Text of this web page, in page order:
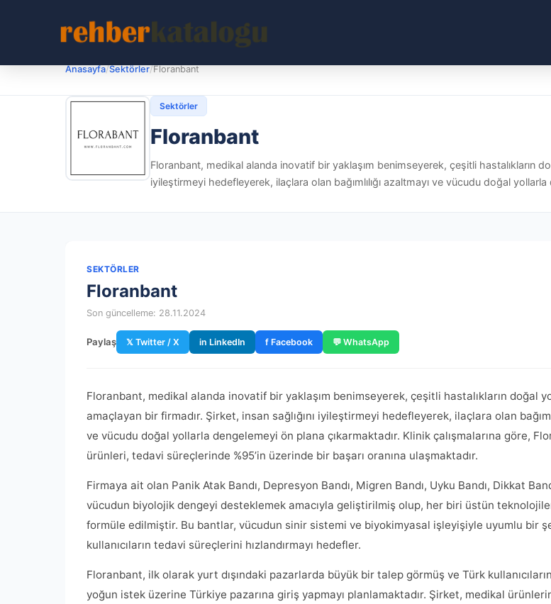
Anasayfa/Sektörler/Floranbant
Sektörler
Floranbant
Floranbant, medikal alanda inovatif bir yaklaşım benimseyerek, çeşitli hastalıkların
iyileştirmeyi hedefleyerek, ilaçlara olan bağımlılığı azaltmayı ve vücudu doğal
SEKTÖRLER
Floranbant
Son güncelleme: 28.11.2024
Paylaş 𝕏 Twitter / X in LinkedIn f Facebook 💬 WhatsApp
Floranbant, medikal alanda inovatif bir yaklaşım benimseyerek, çeşitli hastalıkların doğal
amaçlayan bir firmadır. Şirket, insan sağlığını iyileştirmeyi hedefleyerek, ilaçlara olan
ve vücudu doğal yollarla dengelemeyi ön plana çıkarmaktadır. Klinik çalışmalarına göre,
ürünleri, tedavi süreçlerinde %95’in üzerinde bir başarı oranına ulaşmaktadır.
Firmaya ait olan Panik Atak Bandı, Depresyon Bandı, Migren Bandı, Uyku Bandı, Dikkat
vücudun biyolojik dengeyi desteklemek amacıyla geliştirilmiş olup, her biri üstün
formüle edilmiştir. Bu bantlar, vücudun sinir sistemi ve biyokimyasal işleyişiyle uyumlu bir
kullanıcıların tedavi süreçlerini hızlandırmayı hedefler.
Floranbant, ilk olarak yurt dışındaki pazarlarda büyük bir talep görmüş ve Türk
yoğun istek üzerine Türkiye pazarına giriş yapmayı planlamaktadır. Şirket, medikal